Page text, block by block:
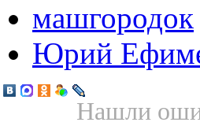
машгородок
Юрий
Нашли